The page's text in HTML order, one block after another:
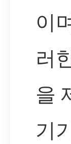
이
러
을
기